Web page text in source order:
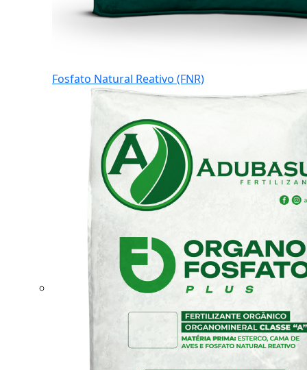
Fosfato Natural Reativo (FNR)